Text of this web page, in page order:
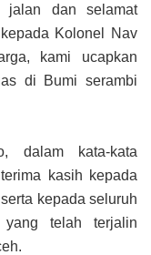
jalan dan selamat
Kolonel Nav
kami ucapkan
di Bumi serambi
dalam kata-kata
kasih kepada
kepada seluruh
yang telah terjalin